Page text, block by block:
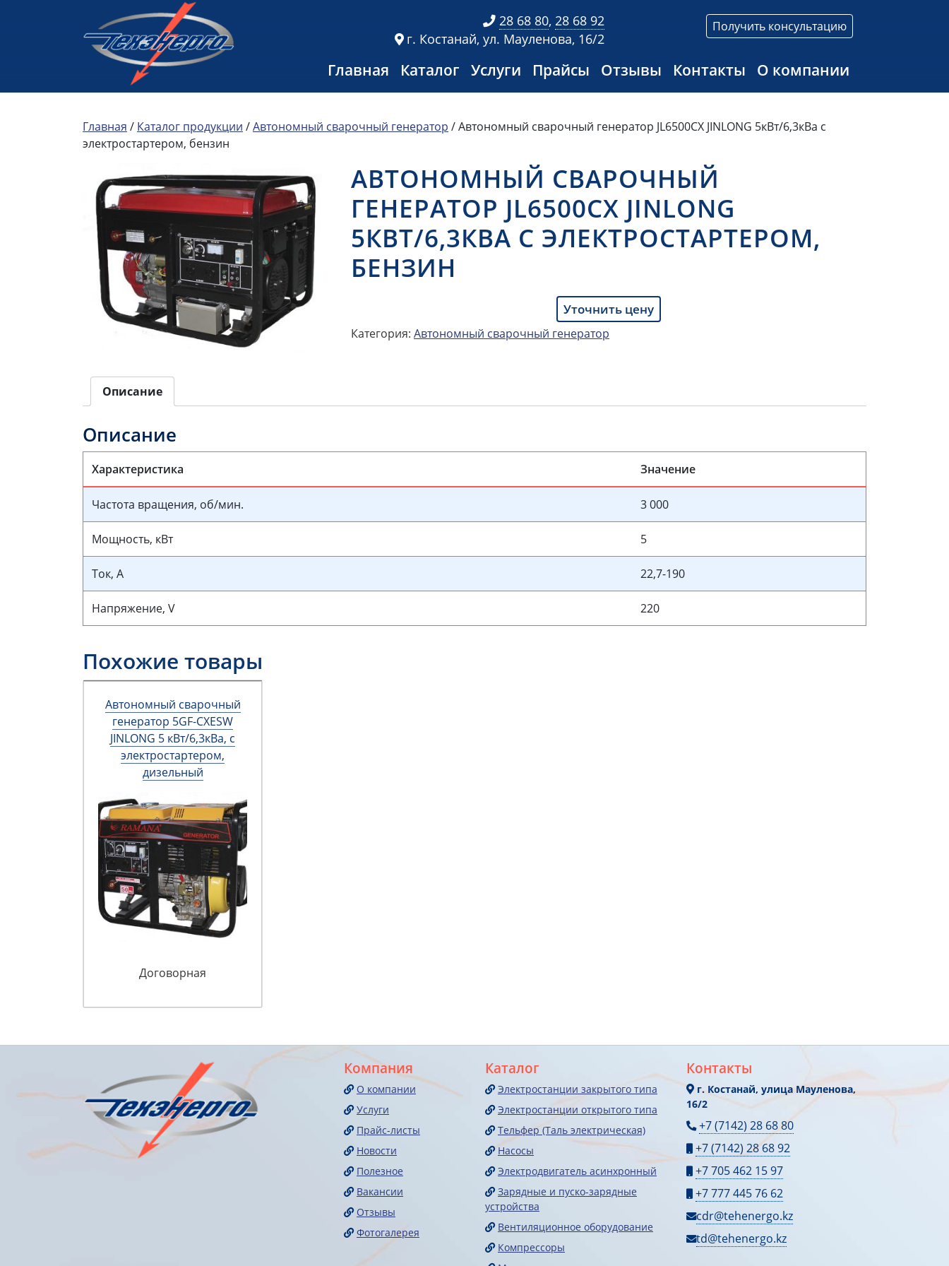
28 68 80, 28 68 92
г. Костанай, ул. Мауленова, 16/2
Получить консультацию
Главная Каталог Услуги Прайсы Отзывы Контакты О компании
Главная / Каталог продукции /Автономный сварочный генератор / Автономный сварочный генератор JL6500CX JINLONG 5кВт/6,3кВа с
электростартером, бензин
АВТОНОМНЫЙ СВАРОЧНЫЙ
ГЕНЕРАТОР JL6500CX JINLONG
5КВТ/6,3КВА С ЭЛЕКТРОСТАРТЕРОМ,
БЕНЗИН
Уточнить цену
Категория: Автономный сварочный генератор
Описание
Описание
Характеристика Значение
Частота вращения, об/мин. 3 000
Мощность, кВт 5
Ток, А 22,7-190
Напряжение, V 220
Похожие товары
Автономный сварочный
генератор 5GF-CXESW
JINLONG 5 кВт/6,3кВа, с
электростартером,
дизельный
Договорная
Компания
О компании
Услуги
Прайс-листы
Новости
Полезное
Вакансии
Отзывы
Фотогалерея
Каталог
Электростанции закрытого типа
Электростанции открытого типа
Тельфер (Таль электрическая)
Насосы
Электродвигатель асинхронный
Зарядные и пуско-зарядные
устройства
Вентиляционное оборудование
Компрессоры
Контакты
г. Костанай, улица Мауленова,
16/2
+7 (7142) 28 68 80
+7 (7142) 28 68 92
+7 705 462 15 97
+7 777 445 76 62
cdr@tehenergo.kz
td@tehenergo.kz